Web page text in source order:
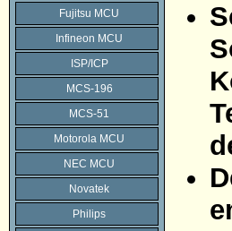
Fujitsu MCU
Infineon MCU
ISP/ICP
MCS-196
MCS-51
Motorola MCU
NEC MCU
Novatek
Philips